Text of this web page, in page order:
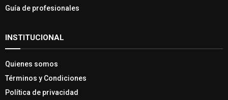
Guía de profesionales
INSTITUCIONAL
Quienes somos
Términos y Condiciones
Política de privacidad